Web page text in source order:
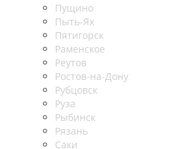
Пущино
Пыть-Ях
Пятигорск
Раменское
Реутов
Ростов-на-Дону
Рубцовск
Руза
Рыбинск
Рязань
Саки